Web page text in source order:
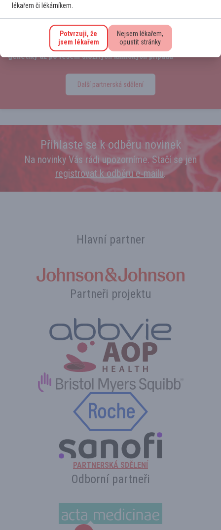
Moderní terapie polycythemia vera: Od farmakologie a
genetiky až po řešení složitých klinických případů
Další partnerská sdělení
Přihlaste se k odběru novinek
Na novinky Vás rádi upozorníme. Stačí se jen
registrovat k odběru e‑mailu.
Hlavní partner
Partneři projektu
PARTNERSKÁ SDĚLENÍ
Odborní partneři
lékařem či lékárníkem.
Potvrzuji, že
jsem lékařem
Nejsem lékařem,
opustit stránky